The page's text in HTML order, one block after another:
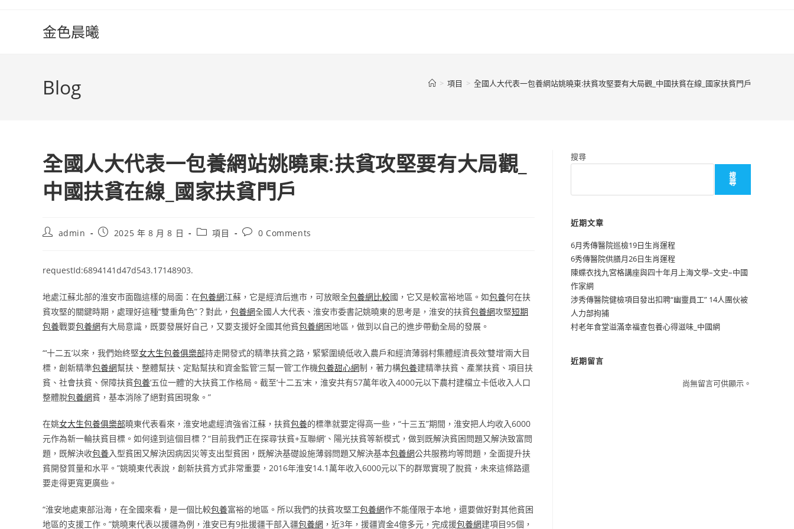
金色晨曦
Blog > 項目 > 全國人大代表一包養網站姚曉東:扶貧攻堅要有大局觀_中國扶貧在線_國家扶貧門戶
全國人大代表一包養網站姚曉東:扶貧攻堅要有大局觀_
中國扶貧在線_國家扶貧門戶
Postadmin
Post2025 年 8 月 8 日
Post項目
Post0 Comments
requestId:6894141d47d543.17148903.
地處江蘇北部的淮安市面臨這樣的局面：在包養網江蘇，它是經濟后進市，可放眼全包養網比較國，它又是較富裕地區。如包養何在扶
貧攻堅的關鍵時期，處理好這種“雙重角色”？對此， 包養網全國人大代表、淮安市委書記姚曉東的思考是，淮安的扶貧包養網攻堅短期
包養戰要包養網有大局意識，既要發展好自己，又要支援好全國其他貧包養網困地區，做到以自己的進步帶動全局的發展。
“‘十二五’以來，我們始終堅女大生包養俱樂部持走開發式的精準扶貧之路，緊緊圍繞低收入農戶和經濟薄弱村集體經濟長效‘雙增’兩大目
標，創新精準包養網幫扶、整體幫扶、定點幫扶和資金監管‘三幫一管’工作機包養甜心網制，著力構包養建精準扶貧、產業扶貧、項目扶
貧、社會扶貧、保障扶貧包養‘五位一體’的大扶貧工作格局。截至‘十二五’末，淮安共有57萬年收入4000元以下農村建檔立卡低收入人口
整體脫包養網貧，基本消除了絕對貧困現象。”
在姚女大生包養俱樂部曉東代表看來，淮安地處經濟強省江蘇，扶貧包養的標準就要定得高一些，“十三五”期間，淮安把人均收入6000
元作為新一輪扶貧目標。如何達到這個目標？“目前我們正在探尋‘扶貧+互聯網’、陽光扶貧等新模式，做到既解決貧困問題又解決致富問
題，既解決收包養入型貧困又解決因病因災等支出型貧困，既解決基礎設施薄弱問題又解決基本包養網公共服務均等問題，全面提升扶
貧開發質量和水平。”姚曉東代表說，創新扶貧方式非常重要，2016年淮安14.1萬年收入6000元以下的群眾實現了脫貧，未來這條路還
要走得更寬更廣些。
“淮安地處東部沿海，在全國來看，是一個比較包養富裕的地區。所以我們的扶貧攻堅工包養網作不能僅限于本地，還要做好對其他貧困
地區的支援工作。”姚曉東代表以援疆為例，淮安已有9批援疆干部入疆包養網 ，近3年，援疆資金4億多元，完成援包養網建項目95個，
搜尋
搜
尋
近期文章
6月秀傳醫院巡檢19日生肖運程
6秀傳醫院供膳月26日生肖運程
陳蝶衣找九宮格講座與四十年月上海文學–文史–中國
作家網
涉秀傳醫院健檢項目發出扣聘“幽靈員工” 14人團伙被
人力部拘捕
村老年食堂溢滿幸福查包養心得滋味_中國網
近期留言
尚無留言可供顯示。